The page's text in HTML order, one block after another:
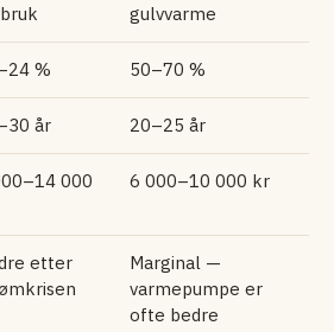
gulvvarme
% 50–70 %
år 20–25 år
000
6 000–10 000 kr
etter
Marginal —
varmepumpe er
ofte bedre